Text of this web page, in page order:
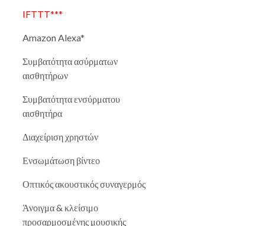
IFTTT***
Amazon Alexa*
Συμβατότητα ασύρματων
αισθητήρων
Συμβατότητα ενσύρματου
αισθητήρα
Διαχείριση χρηστών
Ενσωμάτωση βίντεο
Οπτικός ακουστικός συναγερμός
Άνοιγμα & κλείσιμο
προσαρμοσμένης μουσικής